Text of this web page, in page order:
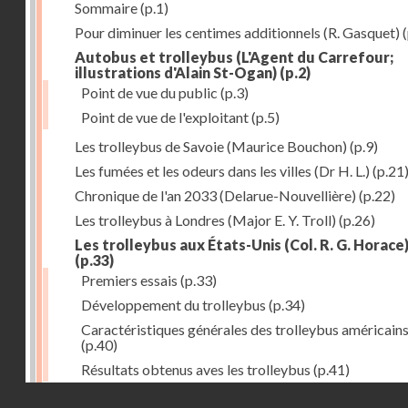
Sommaire(p.1)
Pour diminuer les centimes additionnels (R. Gasquet)
Autobus et trolleybus (L'Agent du Carrefour;
illustrations d'Alain St-Ogan) (p.2)
Point de vue du public (p.3)
Point de vue de l'exploitant(p.5)
Les trolleybus de Savoie (Maurice Bouchon) (p.9)
Les fumées et les odeurs dans les villes (Dr H. L.) (p.21)
Chronique de l'an 2033 (Delarue-Nouvellière) (p.22)
Les trolleybus à Londres (Major E. Y. Troll) (p.26)
Les trolleybus aux États-Unis (Col. R. G. Horace)
(p.33)
Premiers essais (p.33)
Développement du trolleybus (p.34)
Caractéristiques générales des trolleybus américains
(p.40)
Résultats obtenus aves les trolleybus (p.41)